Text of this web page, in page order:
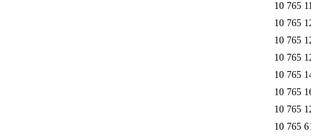
10 765
10 765
10 765
10 765
10 765
10 765
10 765
10 765